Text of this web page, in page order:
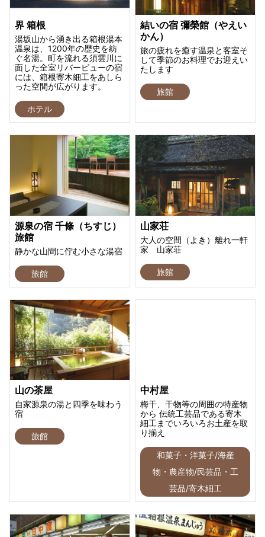
界 箱根
湯坂山から湧き出る箱根湯本
温泉は、1200年の歴史を紡
ぐ名湯。町を流れる須雲川に
面した全室リバービューの宿
には、箱根寄木細工をあしら
った空間が広がります。
ホテル
結いの宿 彌榮館（やえい
かん）
旅の疲れを癒す温泉と客室そ
して季節のお料理でお迎えい
たします
旅館
源泉の宿 千條（ちすじ）
旅館
静かな山間に佇む小さな湯宿
旅館
山家荘
大人の空間（よき）離れ一軒
家 山家荘
旅館
山の茶屋
自家源泉の湯と四季を味わう
宿
旅館
中村屋
梅干、干物等の周囲の特産物
から 伝統工芸品である寄木
細工までいろいろお土産を取
り揃え
和菓子・洋菓子/海産
物・農産物/民芸品・工
芸品/寄木細工